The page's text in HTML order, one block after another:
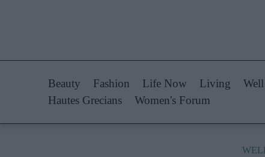
Styling Tips
Fashion
Beauty Fashion Life Now Living
Hautes Grecians
Women's Forum